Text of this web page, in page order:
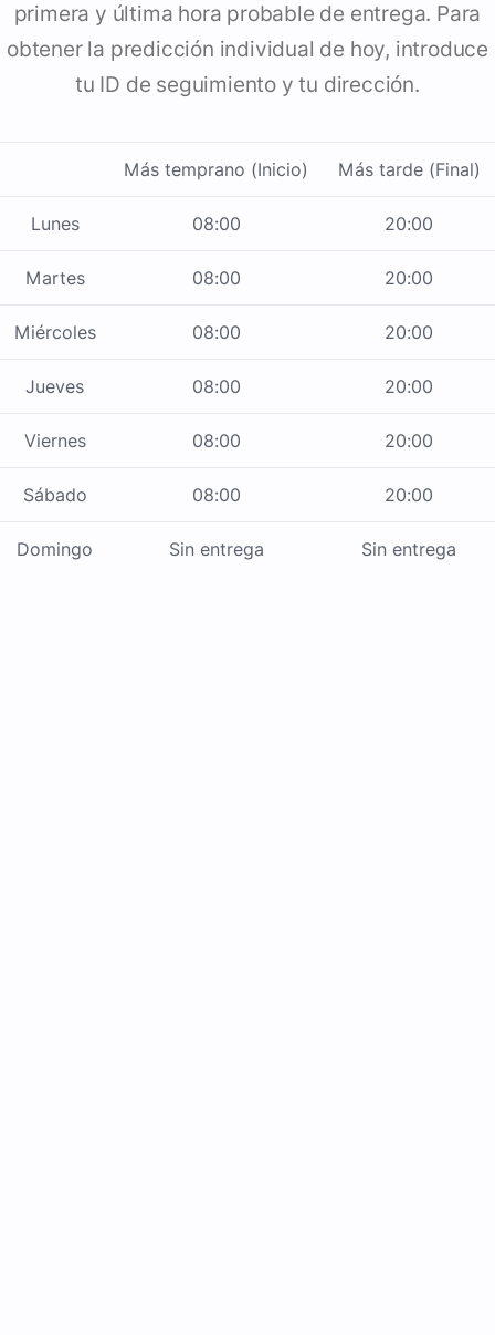
primera y última hora probable de entrega. Para
obtener la predicción individual de hoy, introduce
tu ID de seguimiento y tu dirección.
Más temprano (Inicio) Más tarde (Final)
Lunes 08:00 20:00
Martes 08:00 20:00
Miércoles 08:00 20:00
Jueves 08:00 20:00
Viernes 08:00 20:00
Sábado 08:00 20:00
Domingo Sin entrega Sin entrega